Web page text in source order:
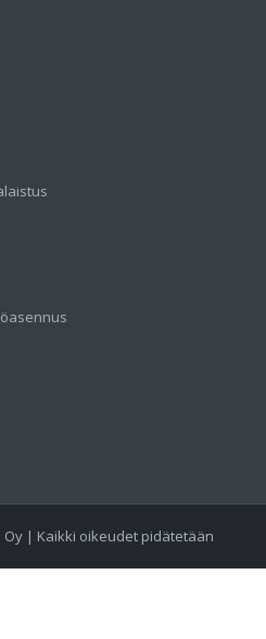
Oy | Kaikki oikeudet pidätetään